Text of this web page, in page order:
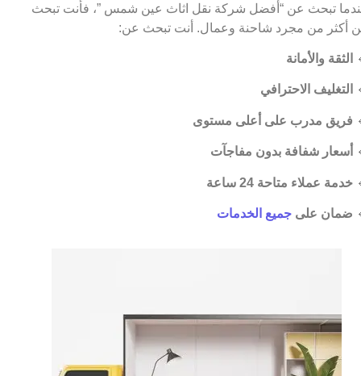
تبحث عن “أفضل شركة نقل اثاث عين شمس ”، فأنت تبحث
أكثر من مجرد شاحنة وعمال. أنت تبحث عن:
الثقة والأمانة
التغليف الاحترافي
فريق مدرب على أعلى مستوى
أسعار شفافة بدون مفاجآت
خدمة عملاء متاحة 24 ساعة
ضمان على جميع الخدمات